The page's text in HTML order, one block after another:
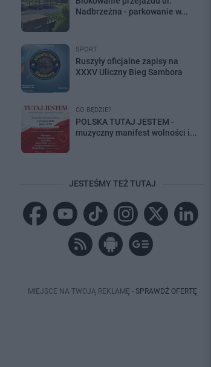
Nadbrzeżna - parkowanie w...
SPORT
Ruszyły oficjalne zapisy na
XXXV Uliczny Bieg Sambora
CO BĘDZIE?
POLSKA TUTAJ JESTEM -
muzyczny manifest wolności i...
JESTEŚMY TEŻ TUTAJ
MIEJSCE NA TWOJĄ REKLAMĘ - SPRAWDŹ OFERTĘ